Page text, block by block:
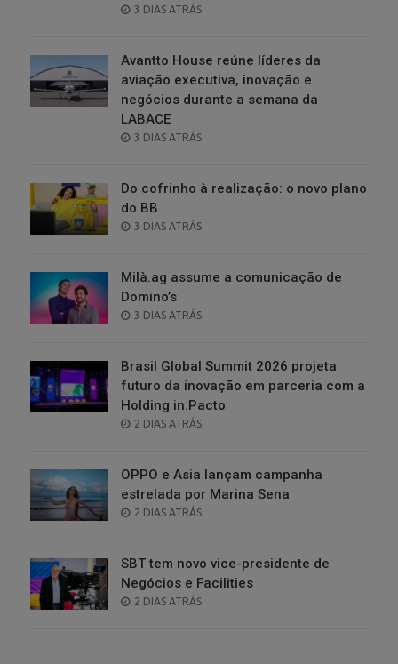
POSTED
3 DIAS ATRÁS
Avantto House reúne líderes da
aviação executiva, inovação e
negócios durante a semana da
LABACE
POSTED
3 DIAS ATRÁS
Do cofrinho à realização: o novo plano
do BB
POSTED
3 DIAS ATRÁS
Milà.ag assume a comunicação de
Domino’s
POSTED
3 DIAS ATRÁS
Brasil Global Summit 2026 projeta
futuro da inovação em parceria com a
Holding in.Pacto
POSTED
2 DIAS ATRÁS
OPPO e Asia lançam campanha
estrelada por Marina Sena
POSTED
2 DIAS ATRÁS
SBT tem novo vice-presidente de
Negócios e Facilities
POSTED
2 DIAS ATRÁS